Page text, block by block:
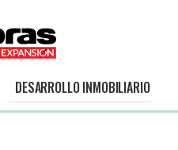
DESARROLLO INMOBILIARIO